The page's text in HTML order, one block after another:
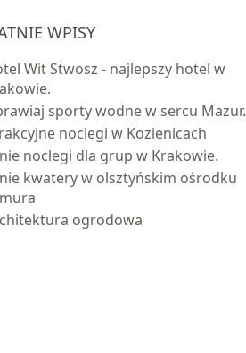
WPISY
Wit Stwosz - najlepszy hotel w
sporty wodne w sercu Mazur.
noclegi w Kozienicach
noclegi dla grup w Krakowie.
kwatery w olsztyńskim ośrodku
ogrodowa